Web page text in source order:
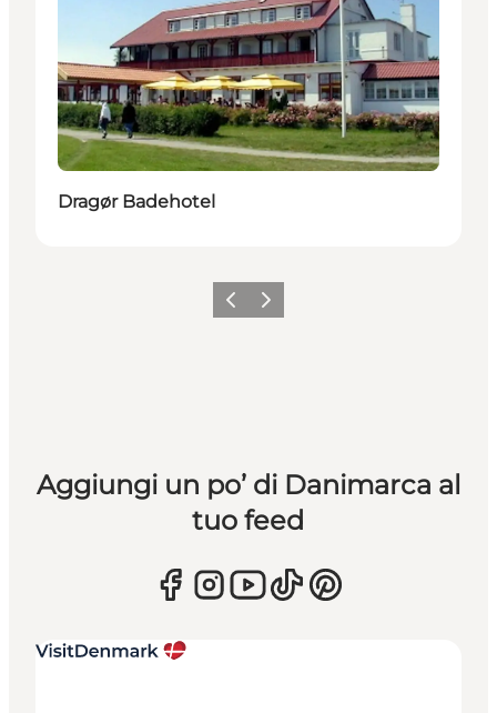
Dragør Badehotel
Precedente
Avanti
Aggiungi un po’ di Danimarca al
tuo feed